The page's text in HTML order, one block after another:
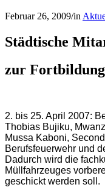
Februar 26, 2009/in
Städtische
zur
2. bis 25. April 2007:
Thobias Bujiku,
Mussa Kaboni,
Berufsfeuerwehr und
Dadurch wird die
Müllfahrzeuges
geschickt werden soll.